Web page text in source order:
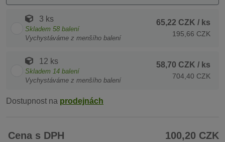
3 ks
Skladem 58 balení
Vychystáváme z menšího balení
65,22 CZK / ks
195,66 CZK
12 ks
Skladem 14 balení
Vychystáváme z menšího balení
58,70 CZK / ks
704,40 CZK
Dostupnost na prodejnách
Cena s DPH 100,20 CZK